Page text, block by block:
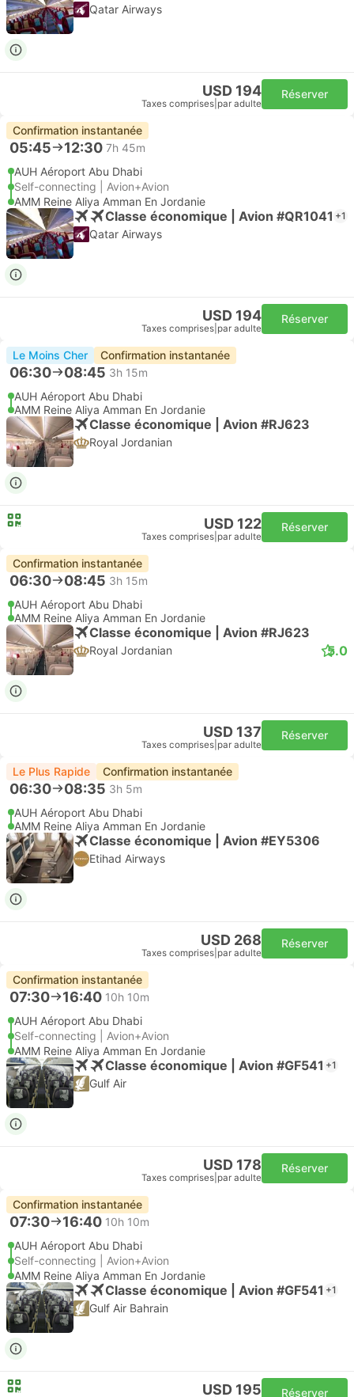
Qatar Airways
USD 194
Taxes comprises par adulte
Réserver
Confirmation instantanée
05:45 12:30 7h 45m
AUH Aéroport Abu Dhabi
Self-connecting | Avion+Avion
AMM Reine Aliya Amman En Jordanie
Classe économique | Avion #QR1041 +1
Qatar Airways
USD 194
Taxes comprises par adulte
Réserver
Le Moins Cher Confirmation instantanée
06:30 08:45 3h 15m
AUH Aéroport Abu Dhabi
AMM Reine Aliya Amman En Jordanie
Classe économique | Avion #RJ623
Royal Jordanian
USD 122
Taxes comprises par adulte
Réserver
Confirmation instantanée
06:30 08:45 3h 15m
AUH Aéroport Abu Dhabi
AMM Reine Aliya Amman En Jordanie
Classe économique | Avion #RJ623
Royal Jordanian 5.0
USD 137
Taxes comprises par adulte
Réserver
Le Plus Rapide Confirmation instantanée
06:30 08:35 3h 5m
AUH Aéroport Abu Dhabi
AMM Reine Aliya Amman En Jordanie
Classe économique | Avion #EY5306
Etihad Airways
USD 268
Taxes comprises par adulte
Réserver
Confirmation instantanée
07:30 16:40 10h 10m
AUH Aéroport Abu Dhabi
Self-connecting | Avion+Avion
AMM Reine Aliya Amman En Jordanie
Classe économique | Avion #GF541 +1
Gulf Air
USD 178
Taxes comprises par adulte
Réserver
Confirmation instantanée
07:30 16:40 10h 10m
AUH Aéroport Abu Dhabi
Self-connecting | Avion+Avion
AMM Reine Aliya Amman En Jordanie
Classe économique | Avion #GF541 +1
Gulf Air Bahrain
USD 195 Réserver